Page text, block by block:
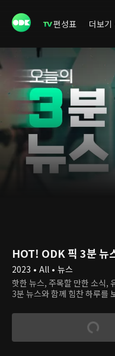
편성표 더보기
HOT! ODK 픽 3분 뉴
2023 • All • 뉴스
핫한 뉴스, 주목할 만한 소식,
3분 뉴스와 함께 힘찬 하루를